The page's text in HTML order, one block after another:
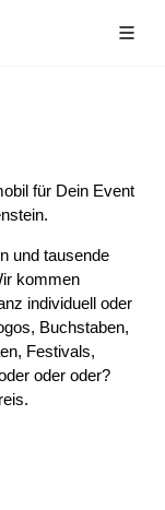
für Dein Event
und tausende
kommen
individuell oder
Buchstaben,
Festivals,
oder oder?